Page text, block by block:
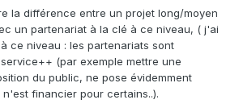
la différence entre un projet long/moyen
un partenariat à la clé à ce niveau, ( j'ai
ce niveau : les partenariats sont
(par exemple mettre une
du public, ne pose évidemment
financier pour certains..).